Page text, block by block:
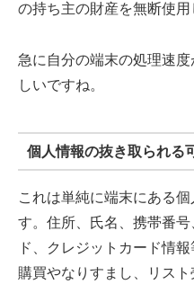
の持ち主の財産を無断使用
急に自分の端末の処理速
しいですね。
個人情報の抜き取られる
これは単純に端末にある
す。住所、氏名、携帯番
ド、クレジットカード情
購買やなりすまし、リスト